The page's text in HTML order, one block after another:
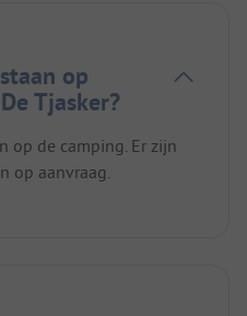
op
Tjasker?
op de camping. Er zijn
op aanvraag.